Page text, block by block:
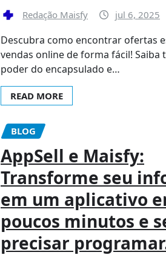
Redação Maisfy jul 6, 2025
Descubra como encontrar ofertas
vendas online de forma fácil! Saiba
poder do encapsulado e…
READ MORE
BLOG
AppSell e Maisfy:
Transforme seu
em um aplicativo
poucos minutos e
precisar